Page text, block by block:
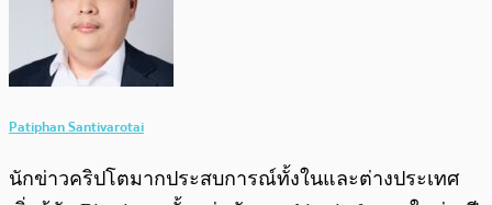
Patiphan Santivarotai
นักข่าวคริปโตมากประสบการณ์ทั้งในและต่างประเทศ